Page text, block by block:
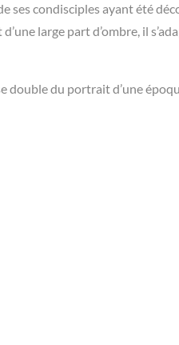
ses condisciples ayant été
large part d’ombre, il
double du portrait d’une